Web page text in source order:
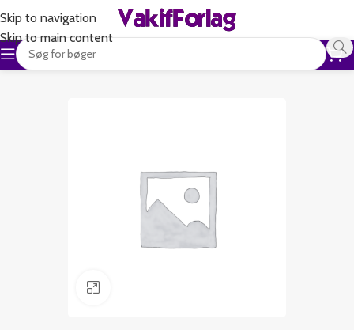
Skip to navigation
Skip to main content